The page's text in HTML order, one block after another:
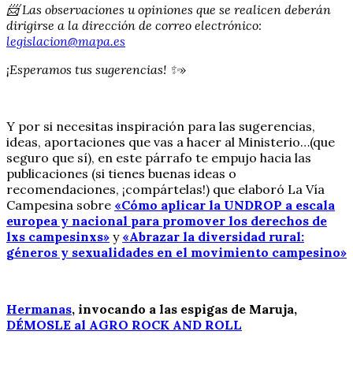
📨 Las observaciones u opiniones que se realicen deberán
dirigirse a la dirección de correo electrónico:
legislacion@mapa.es
¡Esperamos tus sugerencias! ✨»
Y por si necesitas inspiración para las sugerencias,
ideas, aportaciones que vas a hacer al Ministerio…(que
seguro que sí), en este párrafo te empujo hacia las
publicaciones (si tienes buenas ideas o
recomendaciones, ¡compártelas!) que elaboró La Vía
Campesina sobre «Cómo aplicar la UNDROP a escala
europea y nacional para promover los derechos de
lxs campesinxs» y «Abrazar la diversidad rural:
géneros y sexualidades en el movimiento campesino»
Hermanas, invocando a las espigas de Maruja,
DÉMOSLE al AGRO ROCK AND ROLL